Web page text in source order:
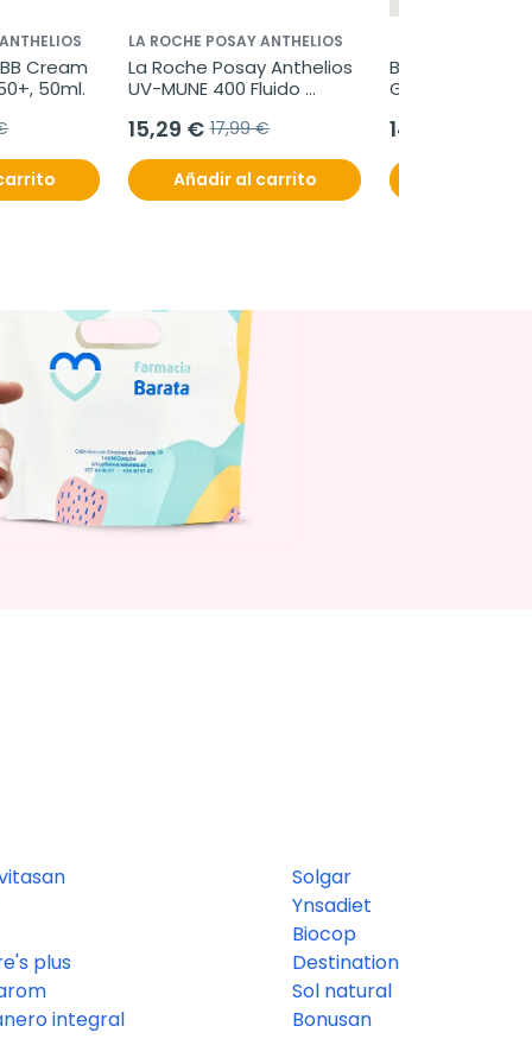
Cream
50ml.
LA ROCHE POSAY ANTHELIOS
La Roche Posay Anthelios
UV-MUNE 400 Fluido
15,29 € 17,99 €
Añadir al carrito
Bivos Gotas
GG, 8ml
14,50 €
plus
integral
Solgar
Ynsadiet
Biocop
Destination
Sol natural
Bonusan